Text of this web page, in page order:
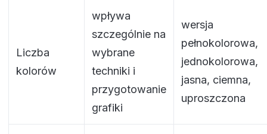
Liczba
kolorów
wpływa
szczególnie na
wybrane
techniki i
przygotowanie
grafiki
wersja
pełnokolorowa,
jednokolorowa,
jasna, ciemna,
uproszczona